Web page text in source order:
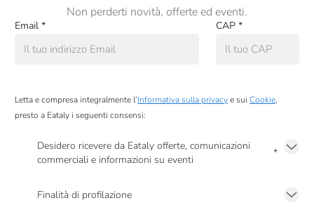
Non perderti novità, offerte ed eventi.
Email * CAP *
Letta e compresa integralmente l’Informativa sulla privacye sui Cookie,
presto a Eataly i seguenti consensi:
Desidero ricevere da Eataly offerte, comunicazioni
commerciali e informazioni su eventi
*
Finalità di profilazione